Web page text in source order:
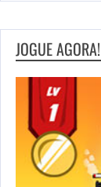
JOGUE AGORA!